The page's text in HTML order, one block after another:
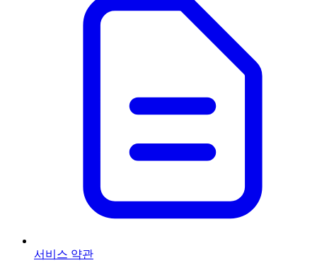
서비스 약관